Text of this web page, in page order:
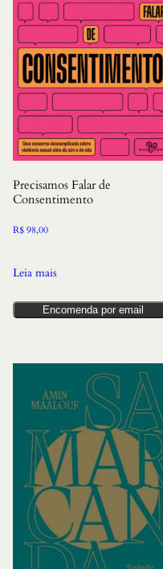
Precisamos Falar de
Consentimento
R$98,00
Leia mais
Encomenda por email